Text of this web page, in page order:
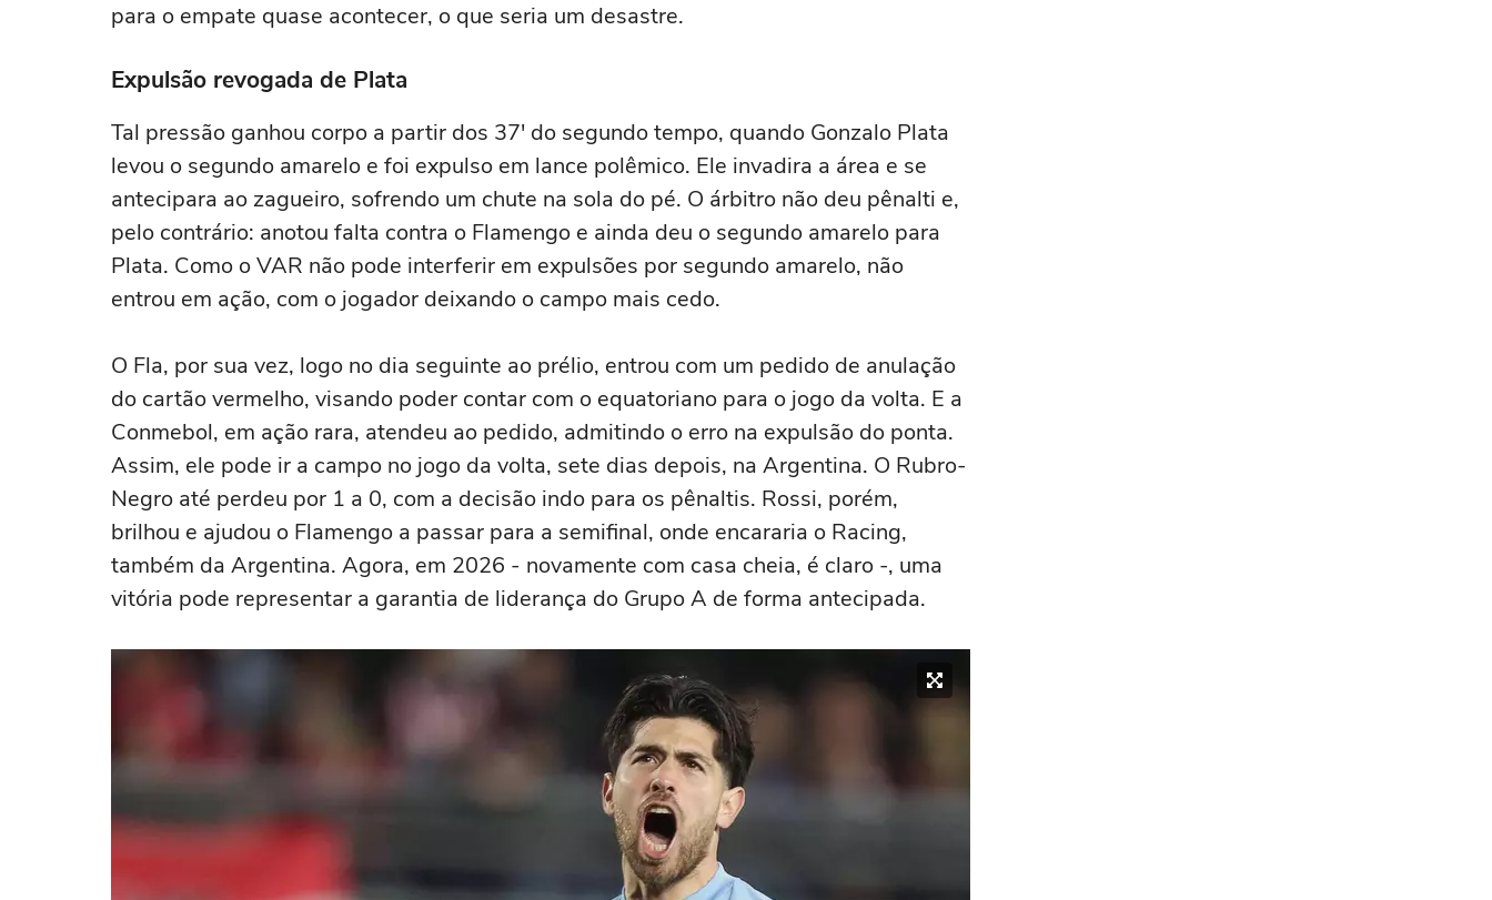
para o empate quase acontecer, o que seria um desastre.
Expulsão revogada de Plata
Tal pressão ganhou corpo a partir dos 37′ do segundo tempo, quando Gonzalo Plata
levou o segundo amarelo e foi expulso em lance polêmico. Ele invadira a área e se
antecipara ao zagueiro, sofrendo um chute na sola do pé. O árbitro não deu pênalti e,
pelo contrário: anotou falta contra o Flamengo e ainda deu o segundo amarelo para
Plata. Como o VAR não pode interferir em expulsões por segundo amarelo, não
entrou em ação, com o jogador deixando o campo mais cedo.
O Fla, por sua vez, logo no dia seguinte ao prélio, entrou com um pedido de anulação
do cartão vermelho, visando poder contar com o equatoriano para o jogo da volta. E a
Conmebol, em ação rara, atendeu ao pedido, admitindo o erro na expulsão do ponta.
Assim, ele pode ir a campo no jogo da volta, sete dias depois, na Argentina. O Rubro-
Negro até perdeu por 1 a 0, com a decisão indo para os pênaltis. Rossi, porém,
brilhou e ajudou o Flamengo a passar para a semifinal, onde encararia o Racing,
também da Argentina. Agora, em 2026 - novamente com casa cheia, é claro -, uma
vitória pode representar a garantia de liderança do Grupo A de forma antecipada.